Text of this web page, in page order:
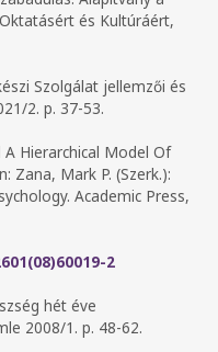
és Kultúráért,
Szolgálat jellemzői és
2. p. 37-53.
A Hierarchical Model Of
Zana, Mark P. (Szerk.):
Academic Press,
2
hét éve
2008/1. p. 48-62.